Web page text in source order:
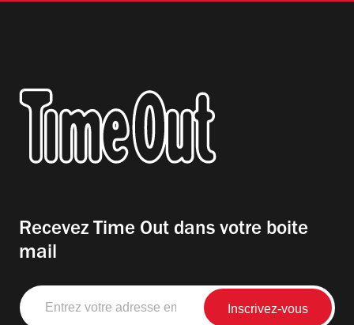
Recevez Time Out dans votre boite
mail
Entrez
votre